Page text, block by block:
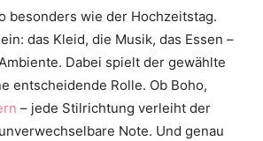
Hochzeit
besonders wie der Hochzeitstag.
das Kleid, die Musik, das Essen –
Dabei spielt der gewählte
entscheidende Rolle. Ob Boho,
– jede Stilrichtung verleiht der
Note. Und genau